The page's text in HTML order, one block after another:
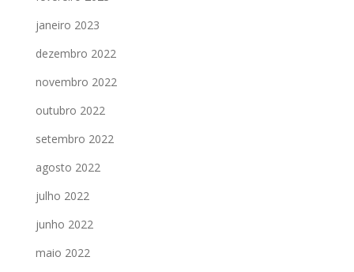
janeiro 2023
dezembro 2022
novembro 2022
outubro 2022
setembro 2022
agosto 2022
julho 2022
junho 2022
maio 2022